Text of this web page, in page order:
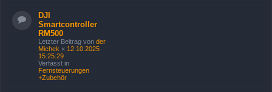
DJI
Smartcontroller
RM500
Letzter Beitrag von der
Michek « 12.10.2025
15:25:29
Verfasst in
Fernsteuerungen
+Zubehör